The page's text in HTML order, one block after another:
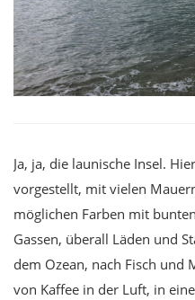
Ja, ja, die launische Insel.
vorgestellt, mit vielen
möglichen Farben mit
Gassen, überall Läden und
dem Ozean, nach Fisch
von Kaffee in der Luft, in